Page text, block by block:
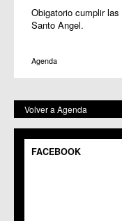
Obigatorio cumplir
Santo Angel.
Agenda
Volver a Agenda
FACEBOOK